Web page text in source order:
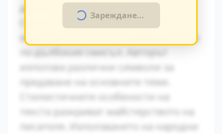
драматично напрежение.
Символиката в произведението
играе важна роля за разбирането на
използва различни символи за
предаване на основните теми.
Стилистичните особености на
текста разкриват майстерството на
писателя. Използването на народни
Зареждане...